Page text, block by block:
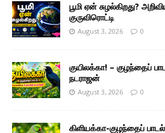
பூமி ஏன் சுழல்கிறது?
குருவிரொட்டி
August 3, 2026 0
குயிலக்கா! – குழந்தைப்
நடராஜன்
August 3, 2026 0
கிளியக்கா-குழந்தைப்